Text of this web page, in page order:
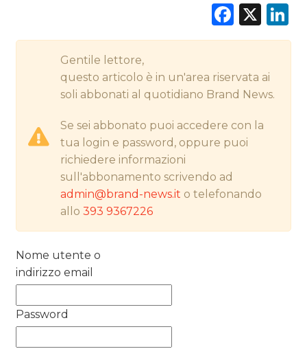
EDITORIA
ESTERNA
RADIO / AUDIO
DATI
PREVISIONI/SCENARI
X
Gentile lettore,
questo articolo è in un'area riservata ai
soli abbonati al quotidiano Brand News.
Se sei abbonato puoi accedere con la
tua login e password, oppure puoi
richiedere informazioni
sull'abbonamento scrivendo ad
admin@brand-news.it o telefonando
allo393 9367226
Nome utente o
indirizzo email
Password